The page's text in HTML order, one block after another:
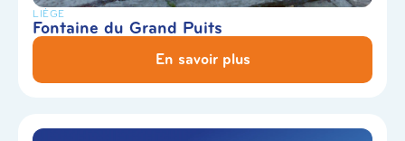
LIÈGE
Fontaine du Grand Puits
En savoir plus